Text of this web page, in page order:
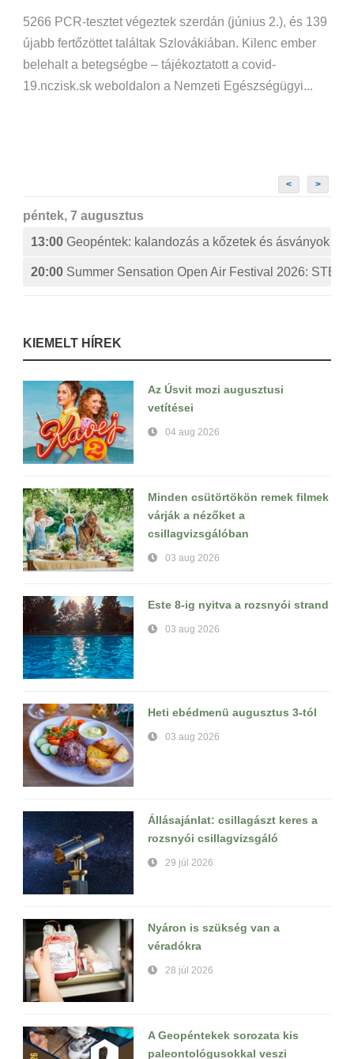
5266 PCR-tesztet végeztek szerdán (június 2.), és 139
újabb fertőzöttet találtak Szlovákiában. Kilenc ember
belehalt a betegségbe – tájékoztatott a covid-
19.nczisk.sk weboldalon a Nemzeti Egészségügyi...
< >
péntek, 7 augusztus
13:00 Geopéntek: kalandozás a kőzetek és ásványok
20:00 Summer Sensation Open Air Festival 2026:
KIEMELT HÍREK
Az Úsvit mozi augusztusi
vetítései
04 aug 2026
Minden csütörtökön remek filmek
várják a nézőket a
csillagvizsgálóban
03 aug 2026
Este 8-ig nyitva a rozsnyói strand
03 aug 2026
Heti ebédmenü augusztus 3-tól
03 aug 2026
Állásajánlat: csillagászt keres a
rozsnyói csillagvizsgáló
29 júl 2026
Nyáron is szükség van a
véradókra
28 júl 2026
A Geopéntekek sorozata kis
paleontológusokkal veszi